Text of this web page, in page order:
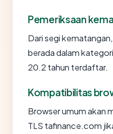
Pemeriksaan
Dari segi kematangan,
berada dalam
20.2 tahun terdaftar.
Kompatibilitas
Browser umum akan
TLS tafinance.com